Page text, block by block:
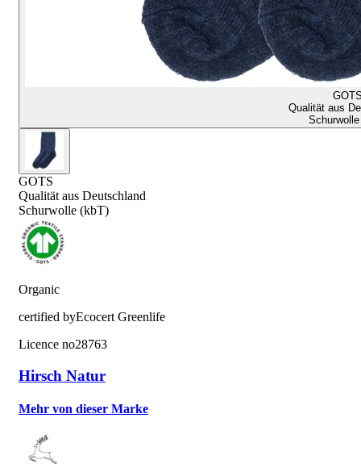
Qualität aus
GOTS
Qualität aus Deutschland
Schurwolle (kbT)
Organic
certified byEcocert Greenlife
Licence no28763
Hirsch Natur
Mehr von dieser Marke